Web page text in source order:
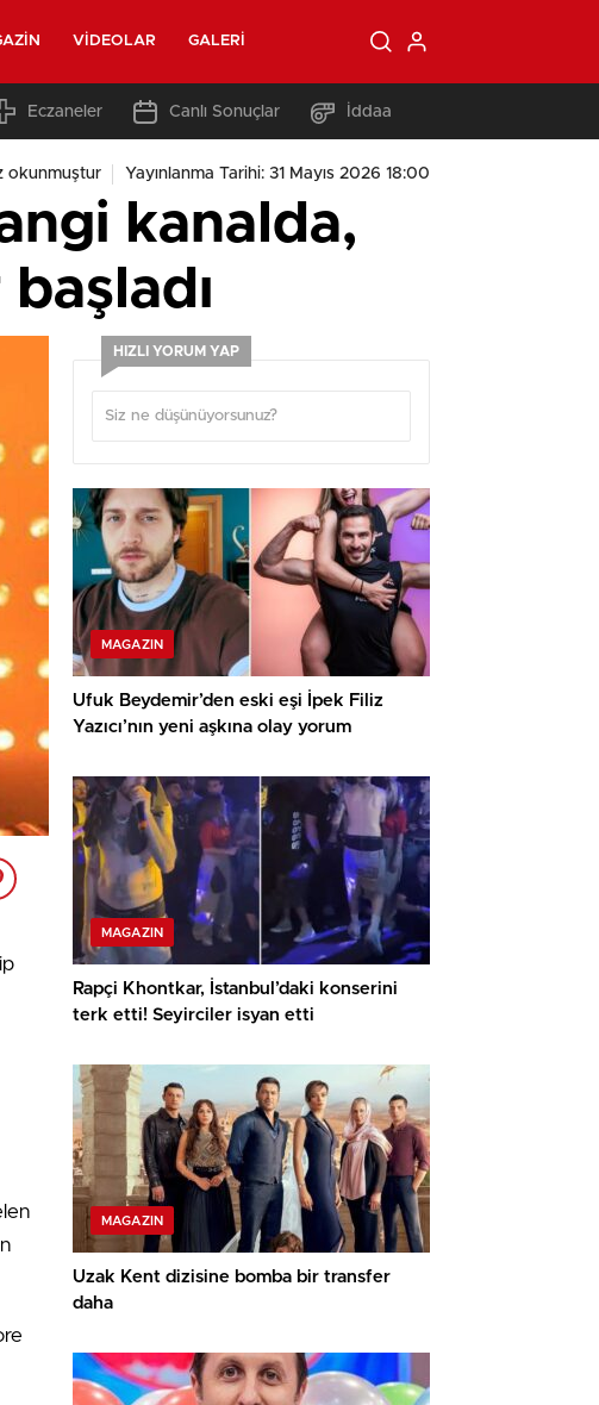
VIDEOLAR GALERI
Eczaneler Canlı Sonuçlar İddaa
okunmuştur Yayınlanma Tarihi: 31 Mayıs 2026 18:00
kanalda,
HIZLI YORUM YAP
MAGAZIN
Ufuk Beydemir’den eski eşi İpek Filiz
Yazıcı’nın yeni aşkına olay yorum
MAGAZIN
Rapçi Khontkar, İstanbul’daki konserini
terk etti! Seyirciler isyan etti
MAGAZIN
Uzak Kent dizisine bomba bir transfer
daha